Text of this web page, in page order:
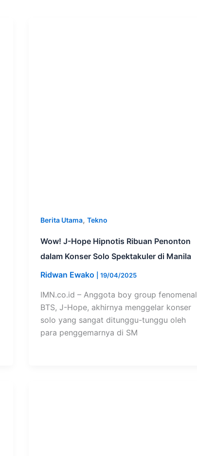
Berita Utama, Tekno
Wow! J-Hope Hipnotis Ribuan Penonton
dalam Konser Solo Spektakuler di Manila
Ridwan Ewako
19/04/2025
IMN.co.id – Anggota boy group fenomenal
BTS, J-Hope, akhirnya menggelar konser
solo yang sangat ditunggu-tunggu oleh
para penggemarnya di SM